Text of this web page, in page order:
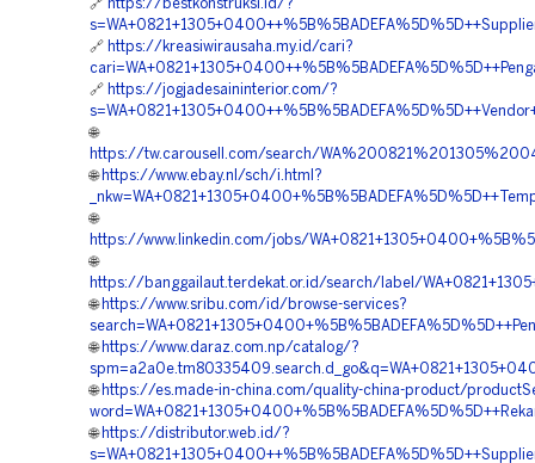
🔗 https://bestkonstruksi.id/?
🔗 https://kreasiwirausaha.my.id/cari?
🔗 https://jogjadesaininterior.com/?
🌐
https://tw.carousell.com/search/
🌐 https://www.ebay.nl/sch/i.html?
🌐
https://www.linkedin.com/jobs/
🌐
https://banggailaut.terdekat.or.id/search/label/
🌐 https://www.sribu.com/id/browse-services?
🌐 https://www.daraz.com.np/catalog/?
🌐 https://es.made-in-china.com/quality-china-product/
🌐 https://distributor.web.id/?